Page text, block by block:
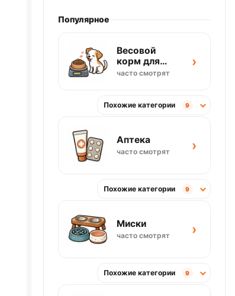
Популярное
Весовой
корм для
собак
часто смотрят
›
Похожие категории 9
Аптека
часто смотрят ›
Похожие категории 9
Миски
часто смотрят ›
Похожие категории 9